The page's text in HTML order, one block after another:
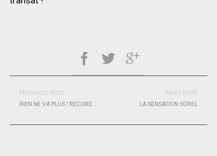
PREVIOUS POST
RIEN NE VA PLUS ! RECORDS EN VUE !
NEXT POST
LA SENSATION SOREL